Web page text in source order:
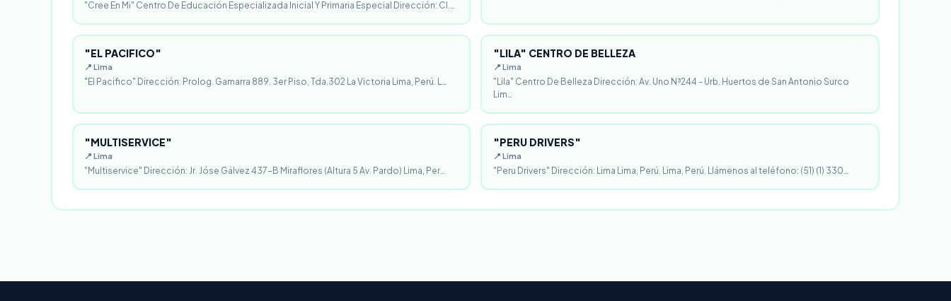
"Cree En Mi" Centro De Educación Especializada Inicial Y Primaria Especial Dirección: Cl.…
"EL PACIFICO"
📍 Lima
"El Pacifico" Dirección: Prolog. Gamarra 889. 3er Piso, Tda.302 La Victoria Lima, Perú. L…
"LILA" CENTRO DE BELLEZA
📍 Lima
"Lila" Centro De Belleza Dirección: Av. Uno N³244 - Urb. Huertos de San Antonio Surco
Lim…
"MULTISERVICE"
📍 Lima
"Multiservice" Dirección: Jr. Jóse Gálvez 437-B Miraflores (Altura 5 Av. Pardo) Lima, Per…
"PERU DRIVERS"
📍 Lima
"Peru Drivers" Dirección: Lima Lima, Perú. Lima, Perú. Llámenos al teléfono: (51) (1) 330…